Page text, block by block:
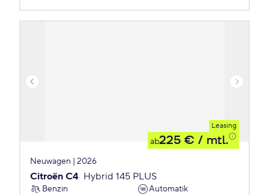
Leasing
ab225 € / mtl.
Neuwagen | 2026
Citroën C4 Hybrid 145 PLUS
Benzin
Automatik